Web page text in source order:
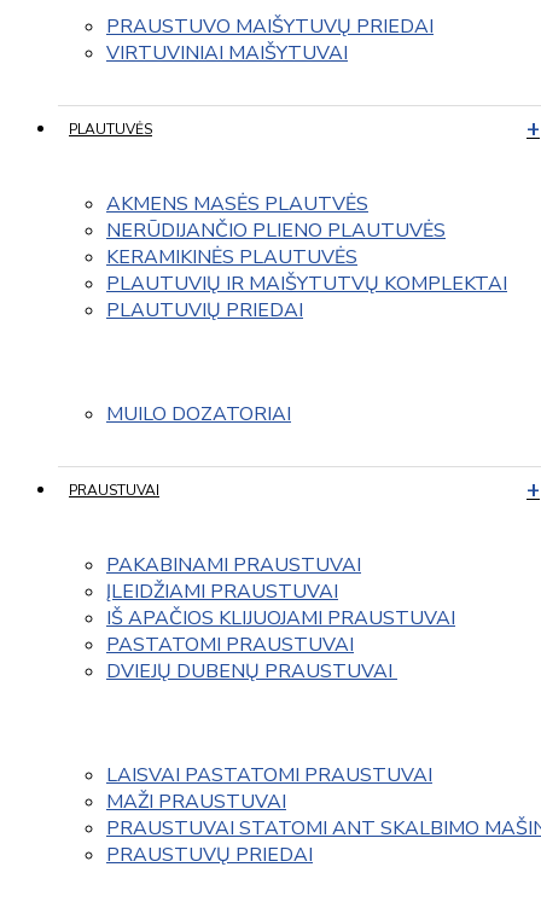
PRAUSTUVO MAIŠYTUVŲ PRIEDAI
VIRTUVINIAI MAIŠYTUVAI
PLAUTUVĖS
AKMENS MASĖS PLAUTVĖS
NERŪDIJANČIO PLIENO PLAUTUVĖS
KERAMIKINĖS PLAUTUVĖS
PLAUTUVIŲ IR MAIŠYTUTVŲ KOMPLEKTAI
PLAUTUVIŲ PRIEDAI
MUILO DOZATORIAI
PRAUSTUVAI
PAKABINAMI PRAUSTUVAI
ĮLEIDŽIAMI PRAUSTUVAI
IŠ APAČIOS KLIJUOJAMI PRAUSTUVAI
PASTATOMI PRAUSTUVAI
DVIEJŲ DUBENŲ PRAUSTUVAI
LAISVAI PASTATOMI PRAUSTUVAI
MAŽI PRAUSTUVAI
PRAUSTUVAI STATOMI ANT SKALBIMO
PRAUSTUVŲ PRIEDAI